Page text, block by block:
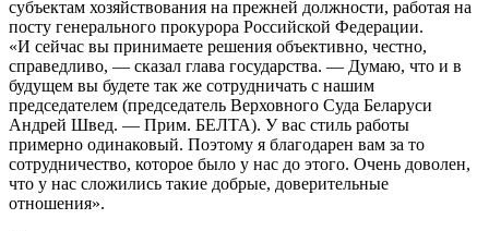
субъектам хозяйствования на прежней должности, работая на
посту генерального прокурора Российской Федерации.
«И сейчас вы принимаете решения объективно, честно,
справедливо, — сказал глава государства. — Думаю, что и в
будущем вы будете так же сотрудничать с нашим
председателем (председатель Верховного Суда Беларуси
Андрей Швед. — Прим. БЕЛТА). У вас стиль работы
примерно одинаковый. Поэтому я благодарен вам за то
сотрудничество, которое было у нас до этого. Очень доволен,
что у нас сложились такие добрые, доверительные
отношения».